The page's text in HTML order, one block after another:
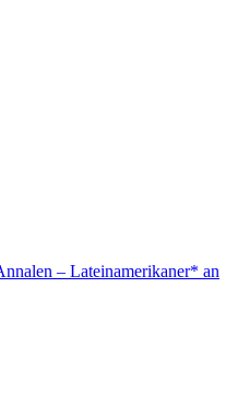
– Lateinamerikaner* an